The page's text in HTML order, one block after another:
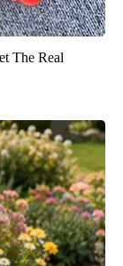
The Real